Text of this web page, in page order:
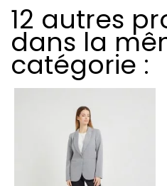
12 autres
dans la
catégorie :